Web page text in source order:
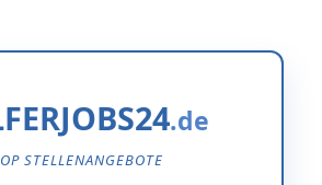
STELLENANGEBOTE